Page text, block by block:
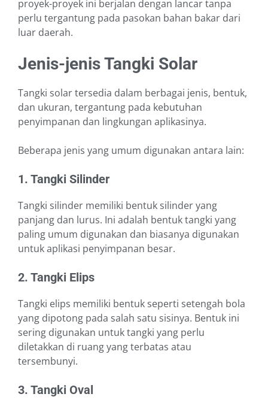
proyek-proyek ini berjalan dengan lancar tanpa
perlu tergantung pada pasokan bahan bakar dari
luar daerah.
Jenis-jenis Tangki Solar
Tangki solar tersedia dalam berbagai jenis, bentuk,
dan ukuran, tergantung pada kebutuhan
penyimpanan dan lingkungan aplikasinya.
Beberapa jenis yang umum digunakan antara lain:
1. Tangki Silinder
Tangki silinder memiliki bentuk silinder yang
panjang dan lurus. Ini adalah bentuk tangki yang
paling umum digunakan dan biasanya digunakan
untuk aplikasi penyimpanan besar.
2. Tangki Elips
Tangki elips memiliki bentuk seperti setengah bola
yang dipotong pada salah satu sisinya. Bentuk ini
sering digunakan untuk tangki yang perlu
diletakkan di ruang yang terbatas atau
tersembunyi.
3. Tangki Oval